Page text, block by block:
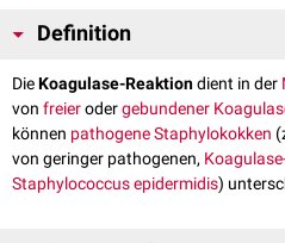
Definition
DieKoagulase-Reaktiondient in der
von freierodergebundener
können pathogeneStaphylokokken
von geringer pathogenen,
Staphylococcus epidermidis)